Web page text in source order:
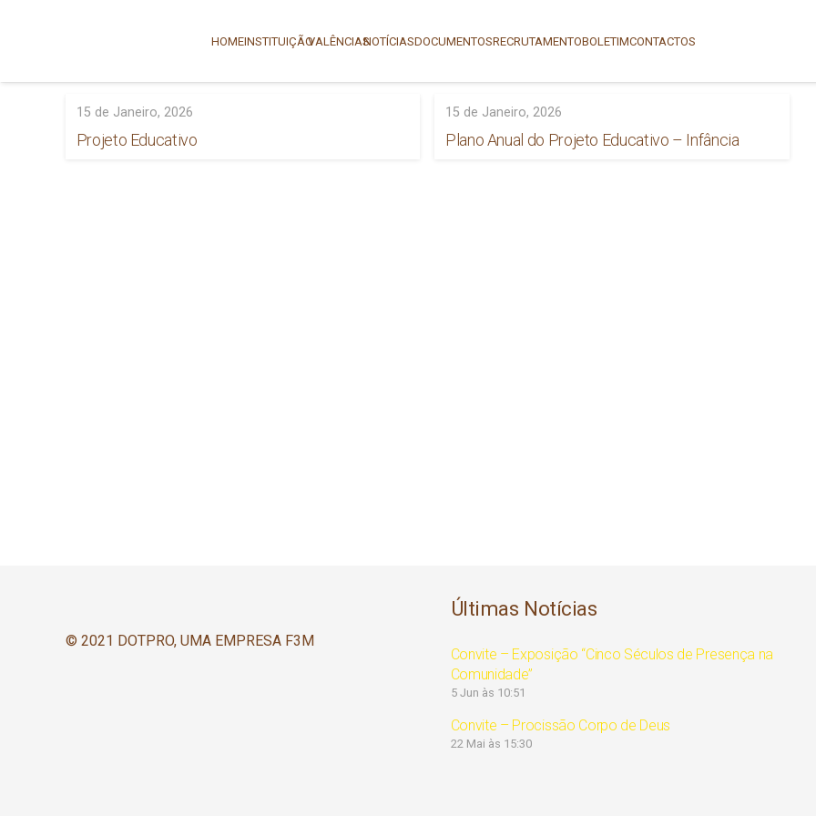
HOMEINSTITUIÇÃOVALÊNCIASNOTÍCIASDOCUMENTOSRECRUTAMENTOBOLETIMCONTACTOS
15 de Janeiro, 2026
Projeto Educativo
15 de Janeiro, 2026
Plano Anual do Projeto Educativo – Infância
© 2021 DOTPRO, UMA EMPRESA F3M
Últimas Notícias
Convite – Exposição “Cinco Séculos de Presença na
Comunidade”
5 Jun às 10:51
Convite – Procissão Corpo de Deus
22 Mai às 15:30